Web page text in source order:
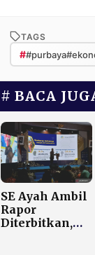
TAGS
#
BACA
SE Ayah Ambil
Rapor
Diterbitkan,